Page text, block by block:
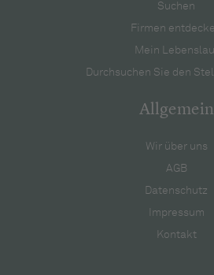
Suchen
Firmen
Mein
Durchsuchen Sie den
Allgemein
Wir über uns
AGB
Datenschutz
Impressum
Kontakt